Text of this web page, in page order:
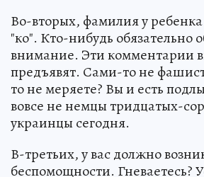
Во-вторых, фамилия у
"ко". Кто-нибудь обязательно
внимание. Эти комментарии
предъявят. Сами-то не
то не меряете? Вы и есть
вовсе не немцы тридцатых-
украинцы сегодня.
В-третьих, у вас должно
беспомощности. Гневаетесь?